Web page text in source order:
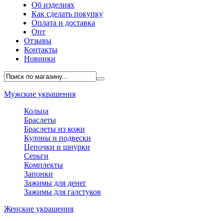
Об изделиях
Как сделать покупку
Оплата и доставка
Опт
Отзывы
Контакты
Новинки
Мужские украшения
Кольца
Браслеты
Браслеты из кожи
Кулоны и подвески
Цепочки и шнурки
Серьги
Комплекты
Запонки
Зажимы для денег
Зажимы для галстуков
Женские украшения